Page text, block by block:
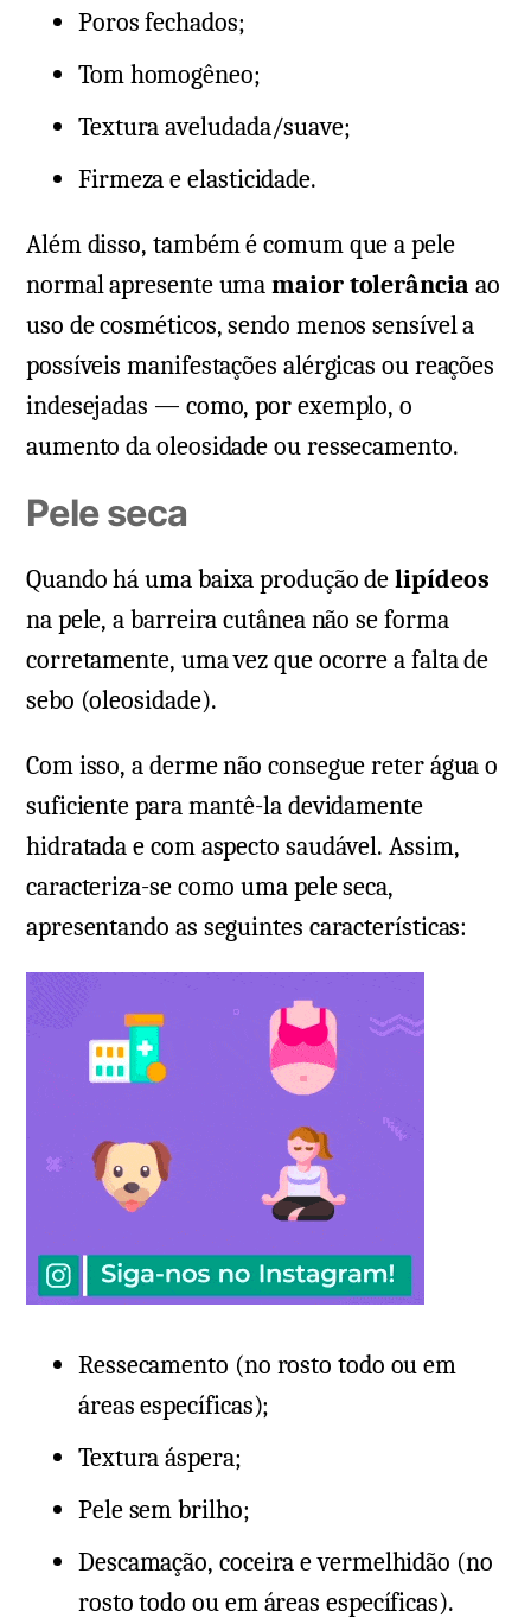
Poros fechados;
Tom homogêneo;
Textura aveludada/suave;
Firmeza e elasticidade.
Além disso, também é comum que a pele
normal apresente umamaior tolerânciaao
uso de cosméticos, sendo menos sensível a
possíveis manifestações alérgicas ou reações
indesejadas — como, por exemplo, o
aumento da oleosidade ou ressecamento.
Pele seca
Quando há uma baixa produção delipídeos
na pele, a barreira cutânea não se forma
corretamente, uma vez que ocorre a falta de
sebo (oleosidade).
Com isso, a derme não consegue reter água o
suficiente para mantê-la devidamente
hidratada e com aspecto saudável. Assim,
caracteriza-se como uma pele seca,
apresentando as seguintes características:
Ressecamento (no rosto todo ou em
áreas específicas);
Textura áspera;
Pele sem brilho;
Descamação, coceira e vermelhidão (no
rosto todo ou em áreas específicas).